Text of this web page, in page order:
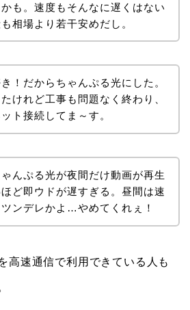
も。速度もそんなに遅くはない
相場より若干安めだし。
！だからちゃんぷる光にした。
けれど工事も問題なく終わり、
ト接続してま～す。
んぷる光が夜間だけ動画が再生
ど即ウドが遅すぎる。昼間は速
ンデレかよ…やめてくれぇ！
高速通信で利用できている人も